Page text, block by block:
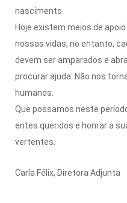
nascimento.
Hoje existem meios de
nossas vidas, no entanto,
devem ser amparados e
procurar ajuda. Não nos
humanos.
Que possamos neste
entes queridos e honrar a
vertentes.
Carla Félix, Diretora Adjunta